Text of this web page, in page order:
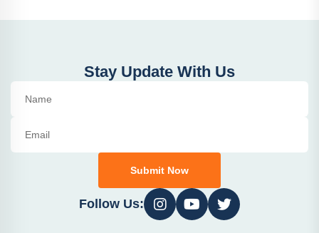
Stay Update With Us
Submit Now
Follow Us: